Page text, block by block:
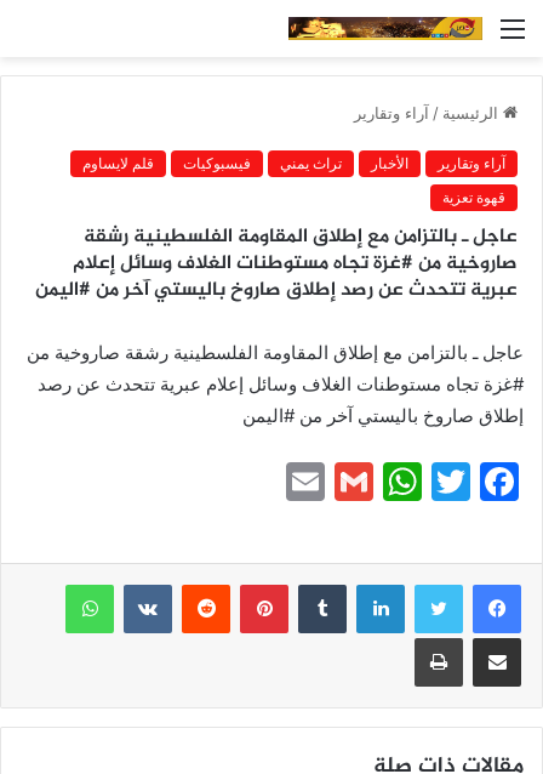
القائمة
الرئيسية / آراء وتقارير
آراء وتقارير الأخبار تراث يمني فيسبوكيات
قلم لايساوم
قهوة تعزية
عاجل ـ بالتزامن مع إطلاق المقاومة الفلسطينية رشقة
صاروخية من #غزة تجاه مستوطنات الغلاف وسائل إعلام
عبرية تتحدث عن رصد إطلاق صاروخ باليستي آخر من #اليمن
عاجل ـ بالتزامن مع إطلاق المقاومة الفلسطينية رشقة صاروخية من
#غزة تجاه مستوطنات الغلاف وسائل إعلام عبرية تتحدث عن رصد
إطلاق صاروخ باليستي آخر من #اليمن
F
c
e
b
o
o
k
T
itt
er
W
at
s
A
p
G
ai
l
ai
l
لينكدإن بينتيريست واتساب
مشاركة عبر البريد طباعة
مقالات ذات صلة